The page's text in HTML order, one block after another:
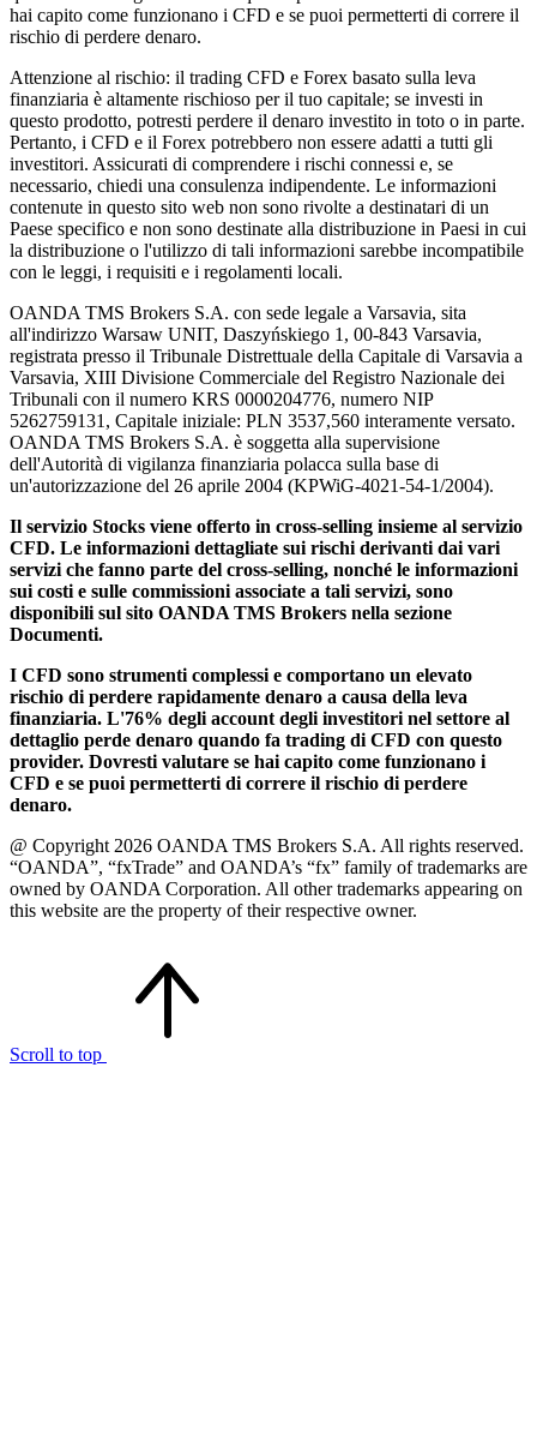
hai capito come funzionano i CFD e se puoi permetterti di correre il
rischio di perdere denaro.
Attenzione al rischio: il trading CFD e Forex basato sulla leva
finanziaria è altamente rischioso per il tuo capitale; se investi in
questo prodotto, potresti perdere il denaro investito in toto o in parte.
Pertanto, i CFD e il Forex potrebbero non essere adatti a tutti gli
investitori. Assicurati di comprendere i rischi connessi e, se
necessario, chiedi una consulenza indipendente. Le informazioni
contenute in questo sito web non sono rivolte a destinatari di un
Paese specifico e non sono destinate alla distribuzione in Paesi in cui
la distribuzione o l'utilizzo di tali informazioni sarebbe incompatibile
con le leggi, i requisiti e i regolamenti locali.
OANDA TMS Brokers S.A. con sede legale a Varsavia, sita
all'indirizzo Warsaw UNIT, Daszyńskiego 1, 00-843 Varsavia,
registrata presso il Tribunale Distrettuale della Capitale di Varsavia a
Varsavia, XIII Divisione Commerciale del Registro Nazionale dei
Tribunali con il numero KRS 0000204776, numero NIP
5262759131, Capitale iniziale: PLN 3537,560 interamente versato.
OANDA TMS Brokers S.A. è soggetta alla supervisione
dell'Autorità di vigilanza finanziaria polacca sulla base di
un'autorizzazione del 26 aprile 2004 (KPWiG-4021-54-1/2004).
Il servizio Stocks viene offerto in cross-selling insieme al servizio
CFD. Le informazioni dettagliate sui rischi derivanti dai vari
servizi che fanno parte del cross-selling, nonché le informazioni
sui costi e sulle commissioni associate a tali servizi, sono
disponibili sul sito OANDA TMS Brokers nella sezione
Documenti.
I CFD sono strumenti complessi e comportano un elevato
rischio di perdere rapidamente denaro a causa della leva
finanziaria. L'76% degli account degli investitori nel settore al
dettaglio perde denaro quando fa trading di CFD con questo
provider. Dovresti valutare se hai capito come funzionano i
CFD e se puoi permetterti di correre il rischio di perdere
denaro.
@ Copyright 2026 OANDA TMS Brokers S.A. All rights reserved.
“OANDA”, “fxTrade” and OANDA’s “fx” family of trademarks are
owned by OANDA Corporation. All other trademarks appearing on
this website are the property of their respective owner.
Scroll to top